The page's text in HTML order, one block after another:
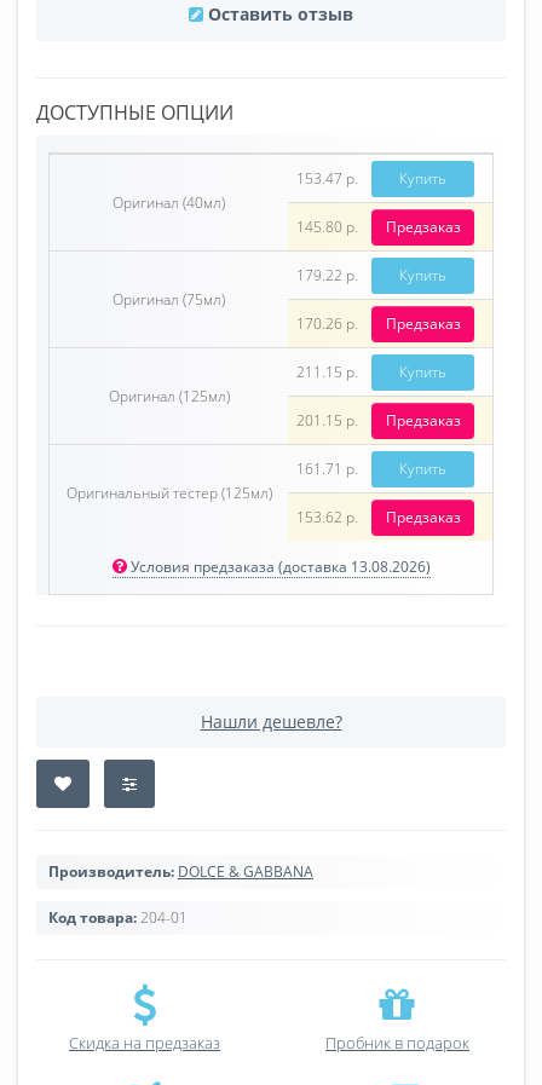
Оставить отзыв
ДОСТУПНЫЕ ОПЦИИ
Оригинал (40мл)
153.47 р. Купить
145.80 р. Предзаказ
Оригинал (75мл)
179.22 р. Купить
170.26 р. Предзаказ
Оригинал (125мл)
211.15 р. Купить
201.15 р. Предзаказ
Оригинальный тестер (125мл)
161.71 р. Купить
153.62 р. Предзаказ
Условия предзаказа (доставка 13.08.2026)
Нашли дешевле?
Производитель: DOLCE & GABBANA
Код товара:204-01
Скидка на предзаказ Пробник в подарок